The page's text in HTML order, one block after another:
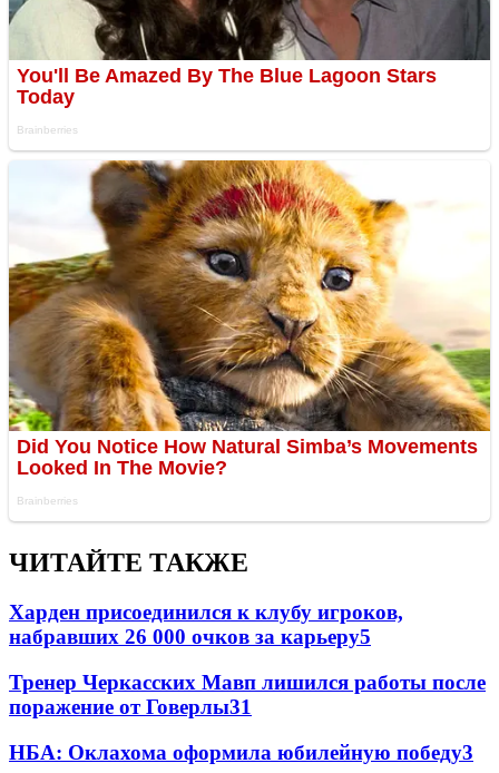
ЧИТАЙТЕ ТАКЖЕ
Харден присоединился к клубу игроков,
набравших 26 000 очков за карьеру5
Тренер Черкасских Мавп лишился работы после
поражение от Говерлы31
НБА: Оклахома оформила юбилейную победу3